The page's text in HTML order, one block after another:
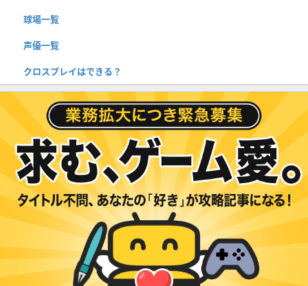
球場一覧
声優一覧
クロスプレイはできる？